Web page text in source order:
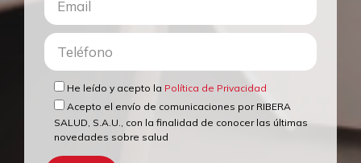
He leído y acepto la Política de Privacidad
Acepto el envío de comunicaciones por RIBERA
SALUD, S.A.U., con la finalidad de conocer las últimas
novedades sobre salud